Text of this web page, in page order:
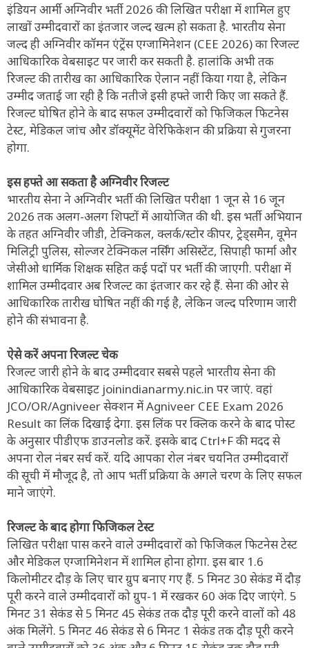
इंडियन आर्मी अग्निवीर भर्ती 2026 की लिखित परीक्षा में शामिल हुए
लाखों उम्मीदवारों का इंतजार जल्द खत्म हो सकता है. भारतीय सेना
जल्द ही अग्निवीर कॉमन एंट्रेंस एग्जामिनेशन (CEE 2026) का रिजल्ट
आधिकारिक वेबसाइट पर जारी कर सकती है. हालांकि अभी तक
रिजल्ट की तारीख का आधिकारिक ऐलान नहीं किया गया है, लेकिन
उम्मीद जताई जा रही है कि नतीजे इसी हफ्ते जारी किए जा सकते हैं.
रिजल्ट घोषित होने के बाद सफल उम्मीदवारों को फिजिकल फिटनेस
टेस्ट, मेडिकल जांच और डॉक्यूमेंट वेरिफिकेशन की प्रक्रिया से गुजरना
होगा.
इस हफ्ते आ सकता है अग्निवीर रिजल्ट
भारतीय सेना ने अग्निवीर भर्ती की लिखित परीक्षा 1 जून से 16 जून
2026 तक अलग-अलग शिफ्टों में आयोजित की थी. इस भर्ती अभियान
के तहत अग्निवीर जीडी, टेक्निकल, क्लर्क/स्टोर कीपर, ट्रेड्समैन, वूमेन
मिलिट्री पुलिस, सोल्जर टेक्निकल नर्सिंग असिस्टेंट, सिपाही फार्मा और
जेसीओ धार्मिक शिक्षक सहित कई पदों पर भर्ती की जाएगी. परीक्षा में
शामिल उम्मीदवार अब रिजल्ट का इंतजार कर रहे हैं. सेना की ओर से
आधिकारिक तारीख घोषित नहीं की गई है, लेकिन जल्द परिणाम जारी
होने की संभावना है.
ऐसे करें अपना रिजल्ट चेक
रिजल्ट जारी होने के बाद उम्मीदवार सबसे पहले भारतीय सेना की
आधिकारिक वेबसाइट joinindianarmy.nic.in पर जाएं. वहां
JCO/OR/Agniveer सेक्शन में Agniveer CEE Exam 2026
Result का लिंक दिखाई देगा. इस लिंक पर क्लिक करने के बाद पोस्ट
के अनुसार पीडीएफ डाउनलोड करें. इसके बाद Ctrl+F की मदद से
अपना रोल नंबर सर्च करें. यदि आपका रोल नंबर चयनित उम्मीदवारों
की सूची में मौजूद है, तो आप भर्ती प्रक्रिया के अगले चरण के लिए सफल
माने जाएंगे.
रिजल्ट के बाद होगा फिजिकल टेस्ट
लिखित परीक्षा पास करने वाले उम्मीदवारों को फिजिकल फिटनेस टेस्ट
और मेडिकल एग्जामिनेशन में शामिल होना होगा. इस बार 1.6
किलोमीटर दौड़ के लिए चार ग्रुप बनाए गए हैं. 5 मिनट 30 सेकंड में दौड़
पूरी करने वाले उम्मीदवारों को ग्रुप-1 में रखकर 60 अंक दिए जाएंगे. 5
मिनट 31 सेकंड से 5 मिनट 45 सेकंड तक दौड़ पूरी करने वालों को 48
अंक मिलेंगे. 5 मिनट 46 सेकंड से 6 मिनट 1 सेकंड तक दौड़ पूरी करने